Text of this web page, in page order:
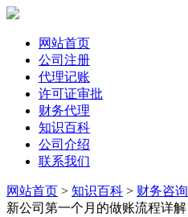
网站首页
公司注册
代理记账
许可证审批
财务代理
知识百科
公司介绍
联系我们
网站首页 > 知识百科 > 财务咨询
新公司第一个月的做账流程详解